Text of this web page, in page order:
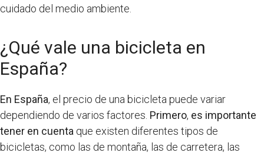
cuidado del medio ambiente.
¿Qué vale una bicicleta en
España?
En España, el precio de una bicicleta puede variar
dependiendo de varios factores. Primero, es importante
tener en cuenta que existen diferentes tipos de
bicicletas, como las de montaña, las de carretera, las